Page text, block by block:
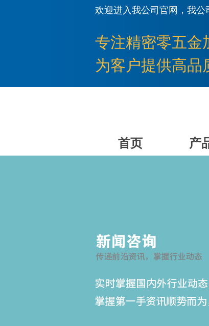
欢迎进入我公司官网，我公
专注精密零五金
为客户提供高品
首页 产